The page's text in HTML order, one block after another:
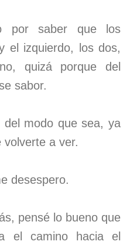
por saber que los
el izquierdo, los dos,
quizá porque del
sabor.
modo que sea, ya
volverte a ver.
desespero.
pensé lo bueno que
el camino hacia el